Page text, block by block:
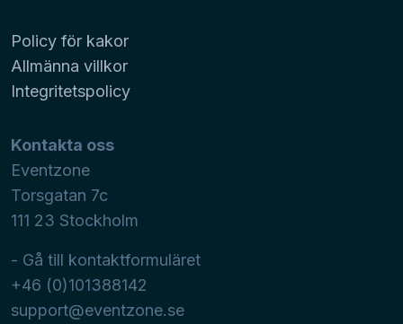
Policy för kakor
Allmänna villkor
Integritetspolicy
Kontakta oss
Eventzone
Torsgatan 7c
111 23 Stockholm
- Gå till kontaktformuläret
+46 (0)101388142
support@eventzone.se